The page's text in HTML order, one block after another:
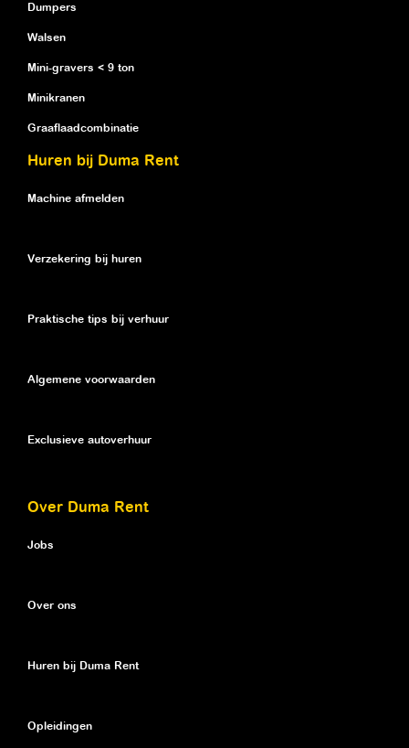
Dumpers
Walsen
Mini-gravers < 9 ton
Minikranen
Graaflaadcombinatie
Huren bij Duma Rent
Machine afmelden
Verzekering bij huren
Praktische tips bij verhuur
Algemene voorwaarden
Exclusieve autoverhuur
Over Duma Rent
Jobs
Over ons
Huren bij Duma Rent
Opleidingen